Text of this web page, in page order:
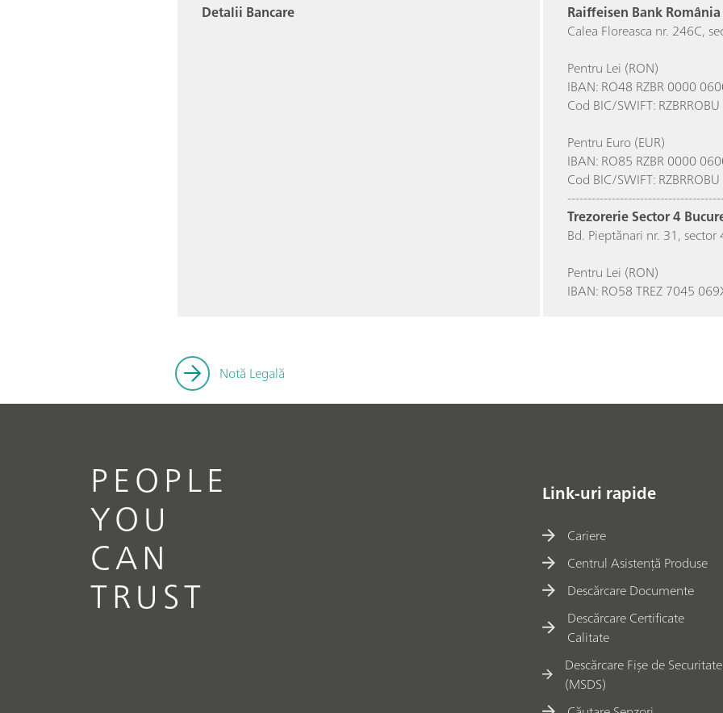
Detalii Bancare
Raiffeisen Bank România
Calea Floreasca nr. 246C,
Pentru Lei (RON)
IBAN: RO48 RZBR 0000
Cod BIC/SWIFT: RZBRROBU
Pentru Euro (EUR)
IBAN: RO85 RZBR 0000
Cod BIC/SWIFT: RZBRROBU
Trezorerie Sector 4
Bd. Pieptănari nr. 31, sector
Pentru Lei (RON)
IBAN: RO58 TREZ 7045
Notă Legală
PEOPLE
YOU
CAN
TRUST
Link-uri rapide
Cariere
Centrul Asistență Produse
Descărcare Documente
Descărcare Certificate
Calitate
Descărcare Fișe de Securitate
(MSDS)